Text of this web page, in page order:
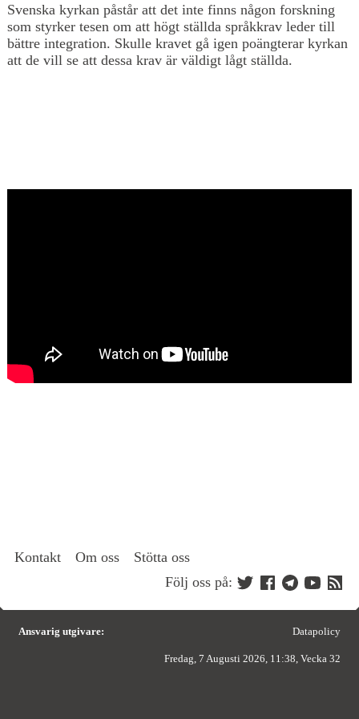
Svenska kyrkan påstår att det inte finns någon forskning
som styrker tesen om att högt ställda språkkrav leder till
bättre integration. Skulle kravet gå igen poängterar kyrkan
att de vill se att dessa krav är väldigt lågt ställda.
Kontakt Om oss
Stötta oss
Följ oss på:
Ansvarig utgivare: Datapolicy
Fredag, 7 Augusti 2026, 11:38, Vecka 32